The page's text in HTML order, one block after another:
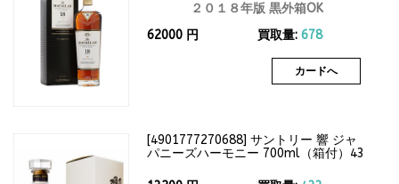
２０１８年版 黒外箱OK
62000 円 買取量: 678
カードへ
[4901777270688] サントリー 響 ジャ
パニーズハーモニー 700ml（箱付）43